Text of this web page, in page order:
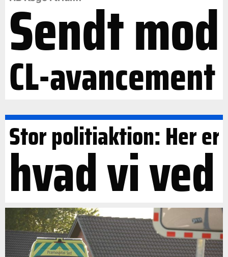
Sendt mod
CL-avancement
Stor politiaktion: Her er
hvad vi ved